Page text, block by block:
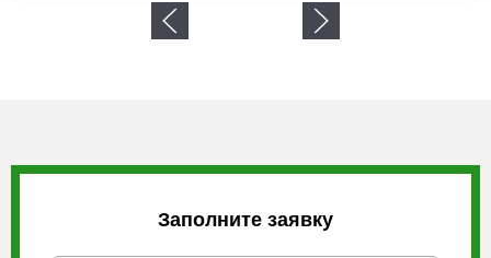
Заполните заявку